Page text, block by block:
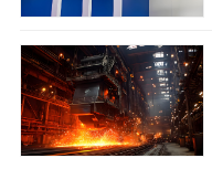
医药健康
文娱
理财
资本市场